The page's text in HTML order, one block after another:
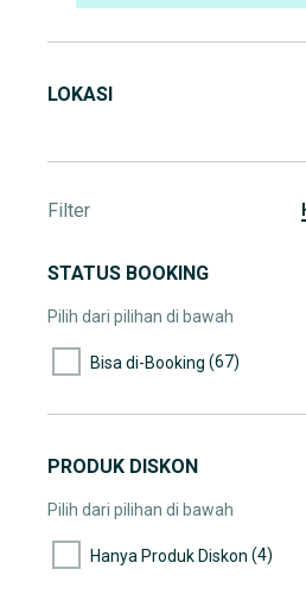
LOKASI
Filter
STATUS BOOKING
Pilih dari pilihan di bawah
Bisa di-Booking (67)
PRODUK DISKON
Pilih dari pilihan di bawah
Hanya Produk Diskon (4)